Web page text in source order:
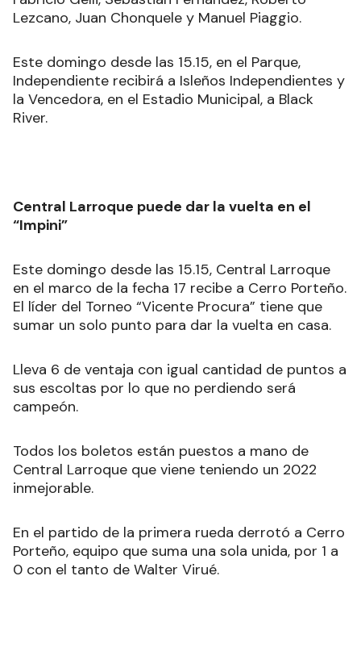
Lezcano, Juan Chonquele y Manuel Piaggio.
Este domingo desde las 15.15, en el Parque,
Independiente recibirá a Isleños Independientes y
la Vencedora, en el Estadio Municipal, a Black
River.
Central Larroque puede dar la vuelta en el
“Impini”
Este domingo desde las 15.15, Central Larroque
en el marco de la fecha 17 recibe a Cerro Porteño.
El líder del Torneo “Vicente Procura” tiene que
sumar un solo punto para dar la vuelta en casa.
Lleva 6 de ventaja con igual cantidad de puntos a
sus escoltas por lo que no perdiendo será
campeón.
Todos los boletos están puestos a mano de
Central Larroque que viene teniendo un 2022
inmejorable.
En el partido de la primera rueda derrotó a Cerro
Porteño, equipo que suma una sola unida, por 1 a
0 con el tanto de Walter Virué.